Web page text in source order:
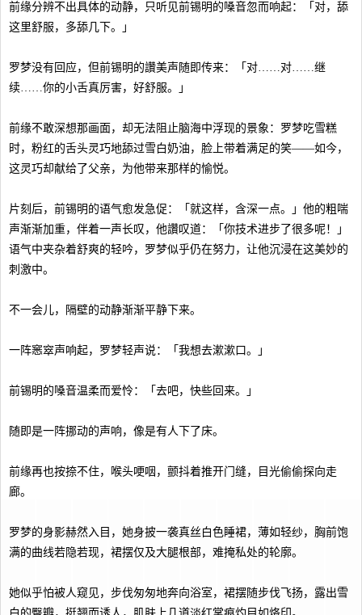
前缘分辨不出具体的动静，只听见前锡明的嗓音忽而响起：「对，舔
这里舒服，多舔几下。」
罗梦没有回应，但前锡明的讚美声随即传来：「对……对……继
续……你的小舌真厉害，好舒服。」
前缘不敢深想那画面，却无法阻止脑海中浮现的景象：罗梦吃雪糕
时，粉红的舌头灵巧地舔过雪白奶油，脸上带着满足的笑——如今，
这灵巧却献给了父亲，为他带来那样的愉悦。
片刻后，前锡明的语气愈发急促：「就这样，含深一点。」他的粗喘
声渐渐加重，伴着一声长叹，他讚叹道：「你技术进步了很多呢！」
语气中夹杂着舒爽的轻吟，罗梦似乎仍在努力，让他沉浸在这美妙的
刺激中。
不一会儿，隔壁的动静渐渐平静下来。
一阵窸窣声响起，罗梦轻声说：「我想去漱漱口。」
前锡明的嗓音温柔而爱怜：「去吧，快些回来。」
随即是一阵挪动的声响，像是有人下了床。
前缘再也按捺不住，喉头哽咽，颤抖着推开门缝，目光偷偷探向走
廊。
罗梦的身影赫然入目，她身披一袭真丝白色睡裙，薄如轻纱，胸前饱
满的曲线若隐若现，裙摆仅及大腿根部，难掩私处的轮廓。
她似乎怕被人窥见，步伐匆匆地奔向浴室，裙摆随步伐飞扬，露出雪